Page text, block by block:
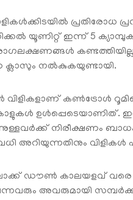
പ്രതിരോധ
യൂണിറ്റ് ഇന്ന് 5 ക്യാമ്പുകള്‍
നല്‍കുകയുണ്ടായി.
കണ്‍ട്രോള്‍
കോളുകള്‍
നിരീക്ഷണം
അറിയുന്നതിനും വിളികള്‍
ഡൗണ്‍ കാലയളവ് വരെ
അവരുമായി